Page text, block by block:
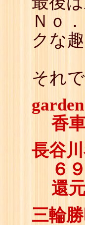
Ｎｏ
クな
それ
香
長谷
６
還
三輪